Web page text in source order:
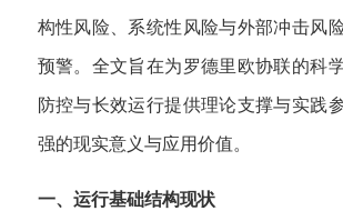
构性风险、系统性风险与外部冲击风
预警。全文旨在为罗德里欧协联的科
防控与长效运行提供理论支撑与实践
强的现实意义与应用价值。
一、运行基础结构现状